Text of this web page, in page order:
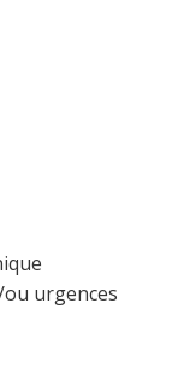
urgences